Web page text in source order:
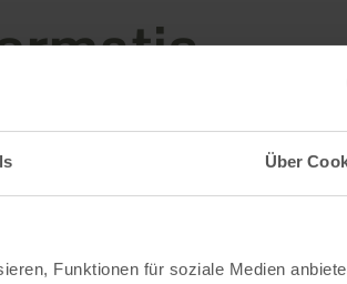
Über
Funktionen für soziale Medien